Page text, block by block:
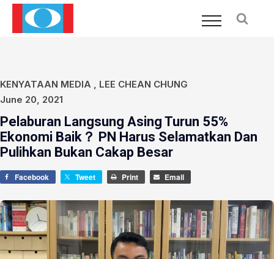
KENYATAAN MEDIA , LEE CHEAN CHUNG
June 20, 2021
Pelaburan Langsung Asing Turun 55%
Ekonomi Baik？ PN Harus Selamatkan Dan
Pulihkan Bukan Cakap Besar
Facebook Tweet Print Email